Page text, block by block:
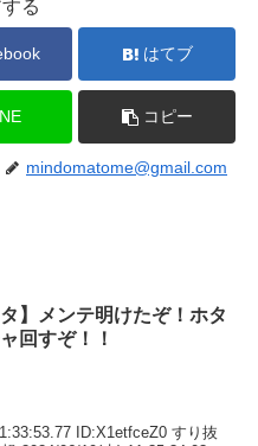
る
はてブ
コピー
mindomatome@gmail.com
タ】メンテ明けたぞ！ホタ
回すぞ！！
ID:X1etfceZ0 すり抜